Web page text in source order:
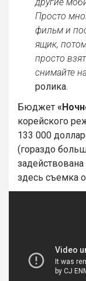
Просто
фильм и
ящик,
просто
снимайте
ролика.
Бюджет
корейского
133 000
(гораздо
здесь съемка